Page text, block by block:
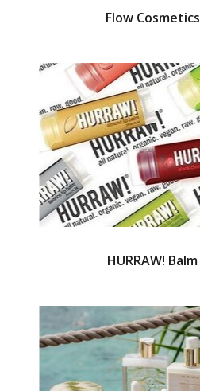
Flow Cosmetics
HURRAW! Balm